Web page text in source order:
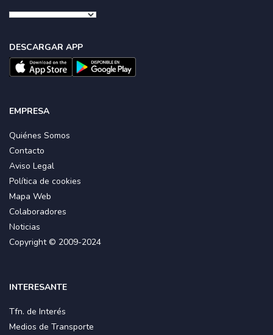
DESCARGAR APP
EMPRESA
Quiénes Somos
Contacto
Aviso Legal
Política de cookies
Mapa Web
Colaboradores
Noticias
Copyright © 2009-2024
INTERESANTE
Tfn. de Interés
Medios de Transporte